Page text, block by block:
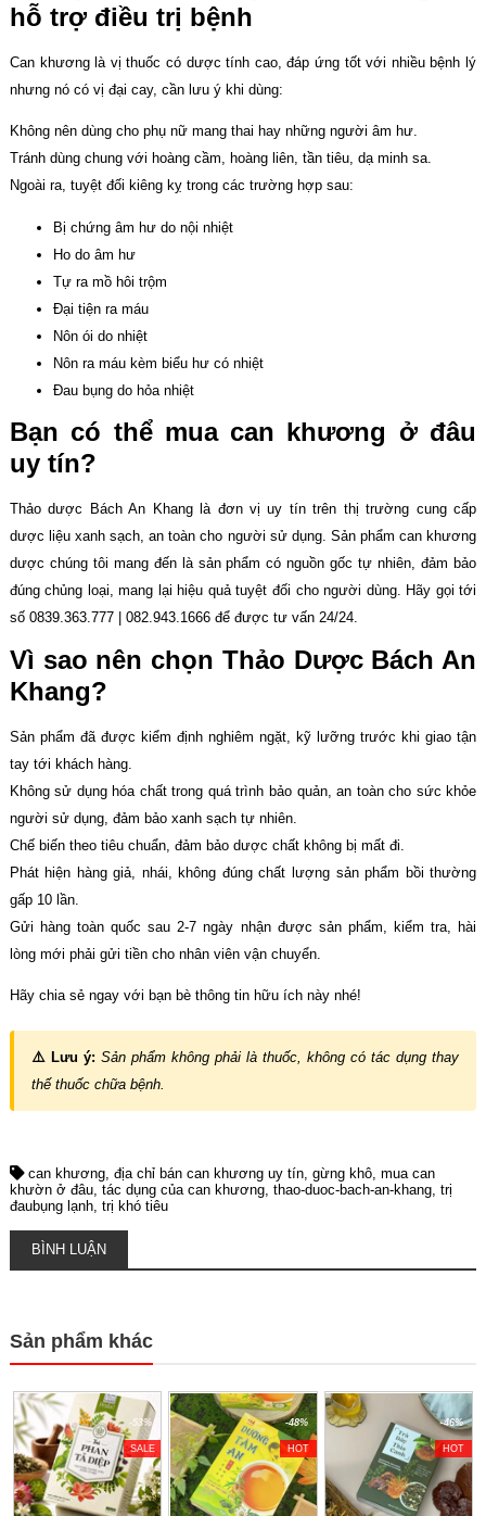
hỗ trợ điều trị bệnh
Can khương là vị thuốc có dược tính cao, đáp ứng tốt với nhiều bệnh lý
nhưng nó có vị đại cay, cần lưu ý khi dùng:
Không nên dùng cho phụ nữ mang thai hay những người âm hư.
Tránh dùng chung với hoàng cầm, hoàng liên, tần tiêu, dạ minh sa.
Ngoài ra, tuyệt đối kiêng kỵ trong các trường hợp sau:
Bị chứng âm hư do nội nhiệt
Ho do âm hư
Tự ra mồ hôi trộm
Đại tiện ra máu
Nôn ói do nhiệt
Nôn ra máu kèm biểu hư có nhiệt
Đau bụng do hỏa nhiệt
Bạn có thể mua can khương ở đâu
uy tín?
Thảo dược Bách An Khang là đơn vị uy tín trên thị trường cung cấp
dược liệu xanh sạch, an toàn cho người sử dụng. Sản phẩm can khương
dược chúng tôi mang đến là sản phẩm có nguồn gốc tự nhiên, đảm bảo
đúng chủng loại, mang lại hiệu quả tuyệt đối cho người dùng. Hãy gọi tới
số 0839.363.777 | 082.943.1666 để được tư vấn 24/24.
Vì sao nên chọn Thảo Dược Bách An
Khang?
Sản phẩm đã được kiểm định nghiêm ngặt, kỹ lưỡng trước khi giao tận
tay tới khách hàng.
Không sử dụng hóa chất trong quá trình bảo quản, an toàn cho sức khỏe
người sử dụng, đảm bảo xanh sạch tự nhiên.
Chế biến theo tiêu chuẩn, đảm bảo dược chất không bị mất đi.
Phát hiện hàng giả, nhái, không đúng chất lượng sản phẩm bồi thường
gấp 10 lần.
Gửi hàng toàn quốc sau 2-7 ngày nhận được sản phẩm, kiểm tra, hài
lòng mới phải gửi tiền cho nhân viên vận chuyển.
Hãy chia sẻ ngay với bạn bè thông tin hữu ích này nhé!
⚠️ Lưu ý: Sản phẩm không phải là thuốc, không có tác dụng thay
thế thuốc chữa bệnh.
can khương địa chỉ bán can khương uy tín gừng khô mua can
khườn ở đâu tác dụng của can khương thao-duoc-bach-an-khang trị
đaubụng lạnh trị khó tiêu
BÌNH LUẬN
Sản phẩm khác
-53%
SALE
-48%
HOT
-46%
HOT